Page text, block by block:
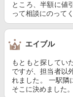
ところ、半額に値
って相談にのって
エイブル
もともと探してい
ですが、担当者以
れました。 一駅隣
そこに決めました